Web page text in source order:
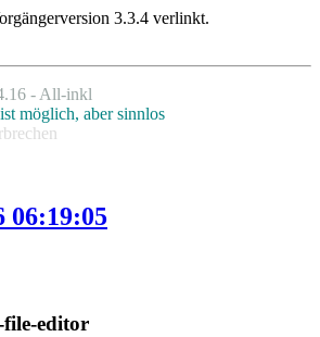
3.3.4 verlinkt.
- All-inkl
möglich, aber sinnlos
06:19:05
file-editor